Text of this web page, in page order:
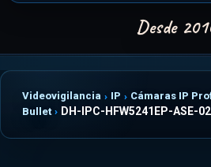
Videovigilancia IP Cámaras IP
Bullet
DH-IPC-HFW5241EP-ASE-